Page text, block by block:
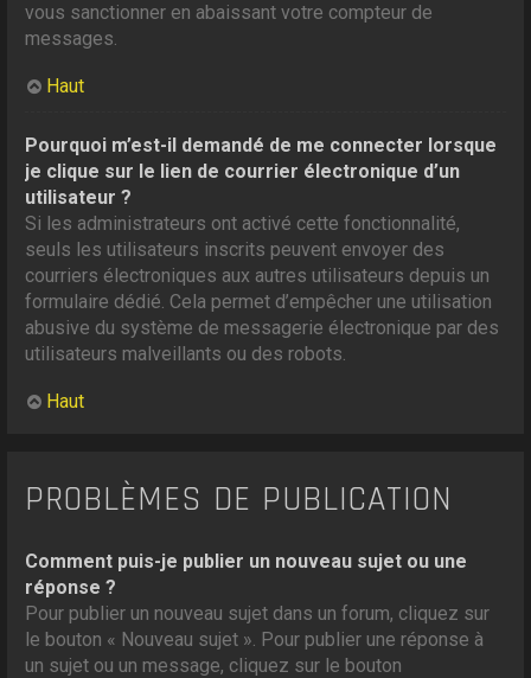
vous sanctionner en abaissant votre compteur de
messages.
Haut
Pourquoi m’est-il demandé de me connecter lorsque
je clique sur le lien de courrier électronique d’un
utilisateur ?
Si les administrateurs ont activé cette fonctionnalité,
seuls les utilisateurs inscrits peuvent envoyer des
courriers électroniques aux autres utilisateurs depuis un
formulaire dédié. Cela permet d’empêcher une utilisation
abusive du système de messagerie électronique par des
utilisateurs malveillants ou des robots.
Haut
PROBLÈMES DE PUBLICATION
Comment puis-je publier un nouveau sujet ou une
réponse ?
Pour publier un nouveau sujet dans un forum, cliquez sur
le bouton « Nouveau sujet ». Pour publier une réponse à
un sujet ou un message, cliquez sur le bouton